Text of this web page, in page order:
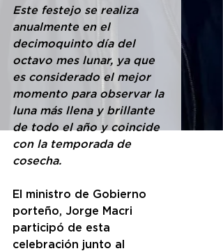
Este festejo se realiza
anualmente en el
decimoquinto día del
octavo mes lunar, ya que
es considerado el mejor
momento para observar la
luna más llena y brillante
de todo el año y coincide
con la temporada de
cosecha.
El ministro de Gobierno
porteño, Jorge Macri
participó de esta
celebración junto al